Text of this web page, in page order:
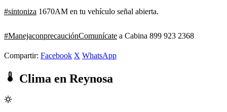
#sintoniza 1670AM en tu vehículo señal abierta.
#ManejaconprecauciónComunícate a Cabina 899 923 2368
Compartir: Facebook X WhatsApp
Clima en Reynosa